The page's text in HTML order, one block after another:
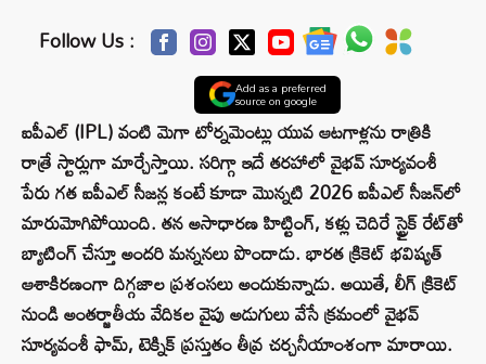
Follow Us :
Add as a preferred
source on google
ఐపీఎల్ (IPL) వంటి మెగా టోర్నమెంట్లు యువ ఆటగాళ్లను రాత్రికి
రాత్రే స్టార్లుగా మార్చేస్తాయి. సరిగ్గా ఇదే తరహాలో వైభవ్ సూర్యవంశీ
పేరు గత ఐపీఎల్ సీజన్ల కంటే కూడా మొన్నటి 2026 ఐపీఎల్ సీజన్‌లో
మారుమోగిపోయింది. తన అసాధారణ హిట్టింగ్, కళ్లు చెదిరే స్ట్రైక్ రేట్‌తో
బ్యాటింగ్ చేస్తూ అందరి మన్ననలు పొందాడు. భారత క్రికెట్ భవిష్యత్
ఆశాకిరణంగా దిగ్గజాల ప్రశంసలు అందుకున్నాడు. అయితే, లీగ్ క్రికెట్
నుండి అంతర్జాతీయ వేదికల వైపు అడుగులు వేసే క్రమంలో వైభవ్
సూర్యవంశీ ఫామ్, టెక్నిక్ ప్రస్తుతం తీవ్ర చర్చనీయాంశంగా మారాయి.